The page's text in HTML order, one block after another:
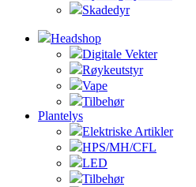
Skadedyr
Headshop
Digitale Vekter
Røykeutstyr
Vape
Tilbehør
Plantelys
Elektriske Artikler
HPS/MH/CFL
LED
Tilbehør